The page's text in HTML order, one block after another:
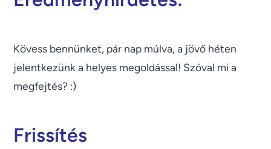
Kövess bennünket, pár nap múlva, a jövő héten
jelentkezünk a helyes megoldással! Szóval mi a
megfejtés? :)
Frissítés